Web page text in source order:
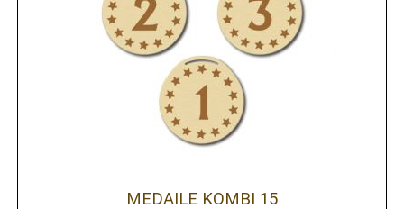
MEDAILE KOMBI 15